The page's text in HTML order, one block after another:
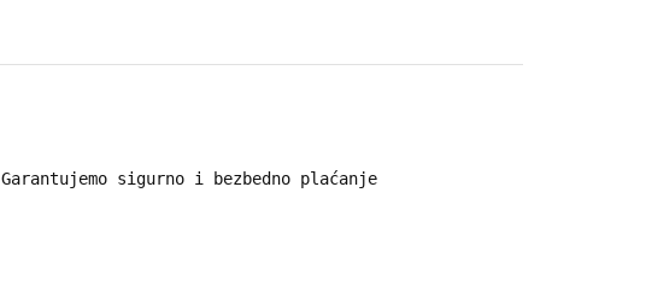
Garantujemo sigurno i bezbedno plaćanje